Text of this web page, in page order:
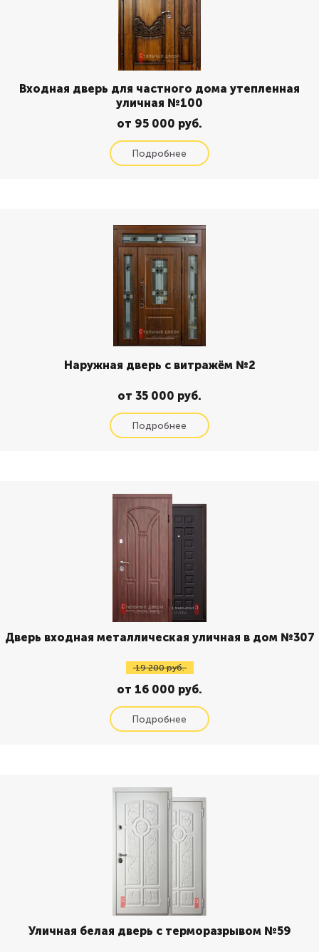
Входная дверь для частного дома утепленная
уличная №100
от 95 000 руб.
Наружная дверь с витражём №2
от 35 000 руб.
Дверь входная металлическая уличная в дом №307
19 200 руб.
от 16 000 руб.
Уличная белая дверь с терморазрывом №59